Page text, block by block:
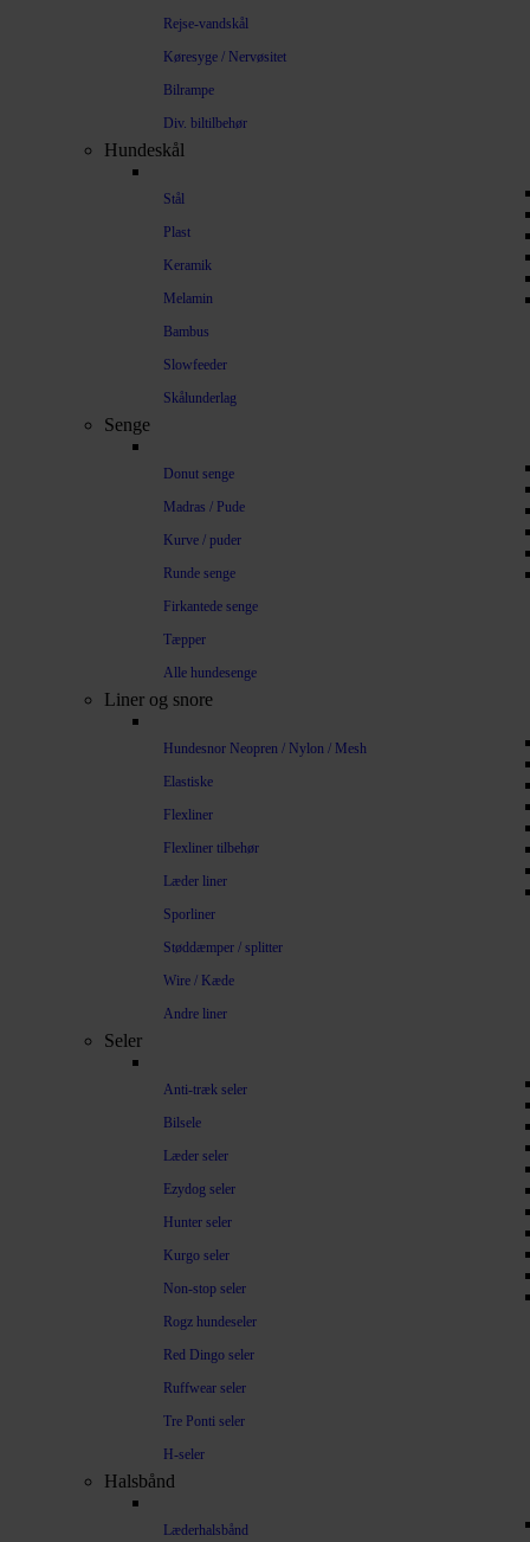
Rejse-vandskål
Køresyge / Nervøsitet
Bilrampe
Div. biltilbehør
Hundeskål
Stål
Plast
Keramik
Melamin
Bambus
Slowfeeder
Skålunderlag
Senge
Donut senge
Madras / Pude
Kurve / puder
Runde senge
Firkantede senge
Tæpper
Alle hundesenge
Liner og snore
Hundesnor Neopren / Nylon / Mesh
Elastiske
Flexliner
Flexliner tilbehør
Læder liner
Sporliner
Støddæmper / splitter
Wire / Kæde
Andre liner
Seler
Anti-træk seler
Bilsele
Læder seler
Ezydog seler
Hunter seler
Kurgo seler
Non-stop seler
Rogz hundeseler
Red Dingo seler
Ruffwear seler
Tre Ponti seler
H-seler
Halsbånd
Læderhalsbånd